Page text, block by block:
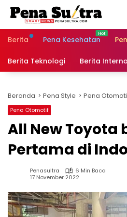
Berita
Pena Kesehatan
Berita Teknologi Berita
Beranda Pena Style Pena
Pena Otomotif
All New Toyota
Pertama di
Penasultra
6 Min Baca
17 November 2022